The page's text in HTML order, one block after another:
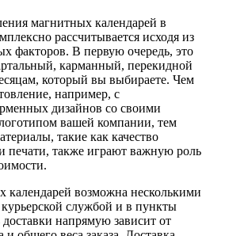
магнитных календарей в
рассчитывается исходя из
факторов. В первую очередь, это
карманный, перекидной
который вы выбираете. Чем
например, с
дизайнов со своими
вашей компании, тем
такие как качество
печати, также играют важную роль
календарей возможна несколькими
службой и в пункты
напрямую зависит от